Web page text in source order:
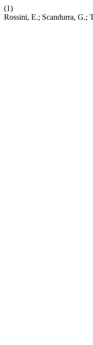
(1)
Rossini, E.; Scandurra, G.;